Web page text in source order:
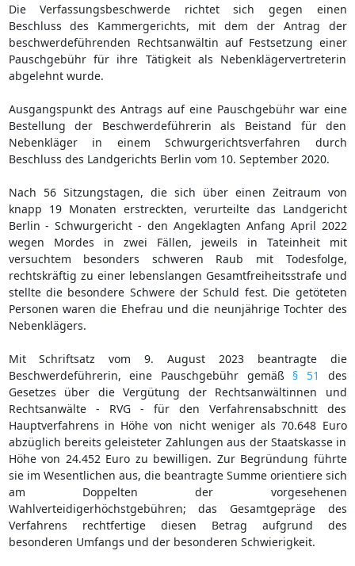
Die Verfassungsbeschwerde richtet sich gegen einen
Beschluss des Kammergerichts, mit dem der Antrag der
beschwerdeführenden Rechtsanwältin auf Festsetzung einer
Pauschgebühr für ihre Tätigkeit als Nebenklägervertreterin
abgelehnt wurde.
Ausgangspunkt des Antrags auf eine Pauschgebühr war eine
Bestellung der Beschwerdeführerin als Beistand für den
Nebenkläger in einem Schwurgerichtsverfahren durch
Beschluss des Landgerichts Berlin vom 10. September 2020.
Nach 56 Sitzungstagen, die sich über einen Zeitraum von
knapp 19 Monaten erstreckten, verurteilte das Landgericht
Berlin - Schwurgericht - den Angeklagten Anfang April 2022
wegen Mordes in zwei Fällen, jeweils in Tateinheit mit
versuchtem besonders schweren Raub mit Todesfolge,
rechtskräftig zu einer lebenslangen Gesamtfreiheitsstrafe und
stellte die besondere Schwere der Schuld fest. Die getöteten
Personen waren die Ehefrau und die neunjährige Tochter des
Nebenklägers.
Mit Schriftsatz vom 9. August 2023 beantragte die
Beschwerdeführerin, eine Pauschgebühr gemäß § 51
des
Gesetzes über die Vergütung der Rechtsanwältinnen und
Rechtsanwälte - RVG - für den Verfahrensabschnitt des
Hauptverfahrens in Höhe von nicht weniger als 70.648 Euro
abzüglich bereits geleisteter Zahlungen aus der Staatskasse in
Höhe von 24.452 Euro zu bewilligen. Zur Begründung führte
sie im Wesentlichen aus, die beantragte Summe orientiere sich
am Doppelten der vorgesehenen
Wahlverteidigerhöchstgebühren; das Gesamtgepräge des
Verfahrens rechtfertige diesen Betrag aufgrund des
besonderen Umfangs und der besonderen Schwierigkeit.